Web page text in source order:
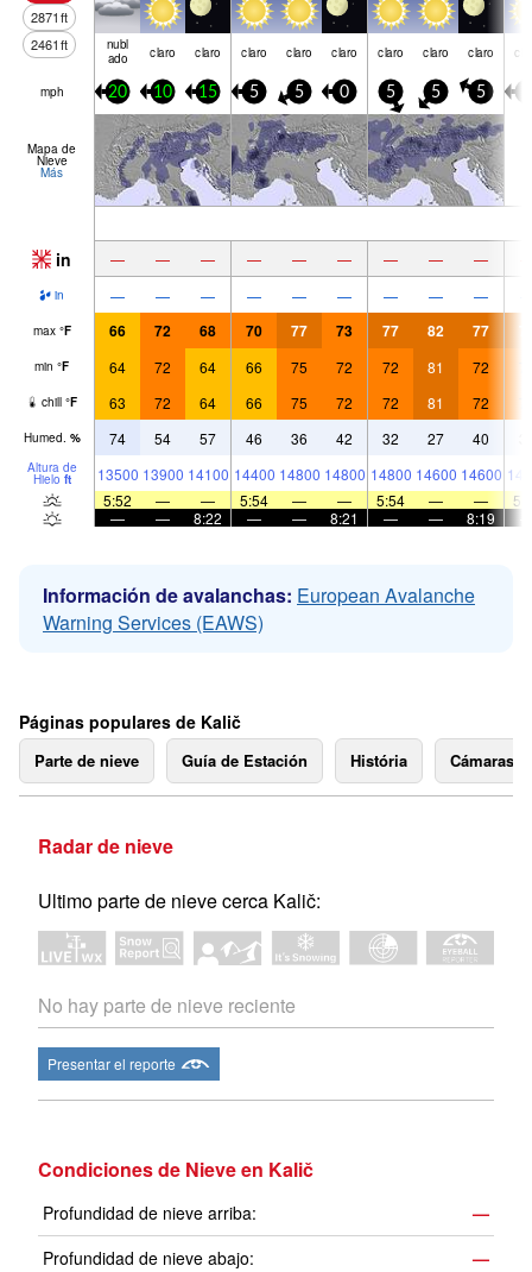
2871ft
2461ft nubl
ado claro claro claro claro claro claro claro claro
mph 20 10 15 5 5 0 5 5 5
Mapa de
Nieve
Más
in — — — — — — — — —
in — — — — — — — — —
max °F 66 72 68 70 77 73 77 82 77
min °F 64 72 64 66 75 72 72 81 72
chill °F 63 72 64 66 75 72 72 81 72
Humed. % 74 54 57 46 36 42 32 27 40
Altura de
Hielo ft 13500 13900 14100 14400 14800 14800 14800 14600 14600
5:52
— — 5:54 — — 5:54 — —
—
— 8:22 — — 8:21 — — 8:19
Información de avalanchas: European Avalanche
Warning Services (EAWS)
Páginas populares de Kalič
Parte de nieve Guía de Estación História Cámaras
Radar de nieve
Ultimo parte de nieve cerca Kalič:
No hay parte de nieve reciente
Presentar el reporte
Condiciones de Nieve en Kalič
Profundidad de nieve arriba:
—
Profundidad de nieve abajo:
—